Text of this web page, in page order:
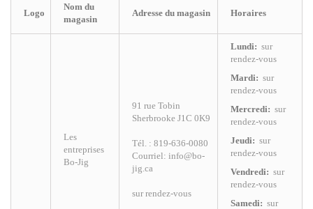
Logo
Nom du
magasin
Adresse du magasin Horaires
Les
entreprises
Bo-Jig
91 rue Tobin
Sherbrooke J1C 0K9
Tél. : 819-636-0080
Courriel: info@bo-
jig.ca
sur rendez-vous
Lundi: sur
rendez-vous
Mardi: sur
rendez-vous
Mercredi: sur
rendez-vous
Jeudi: sur
rendez-vous
Vendredi: sur
rendez-vous
Samedi: sur